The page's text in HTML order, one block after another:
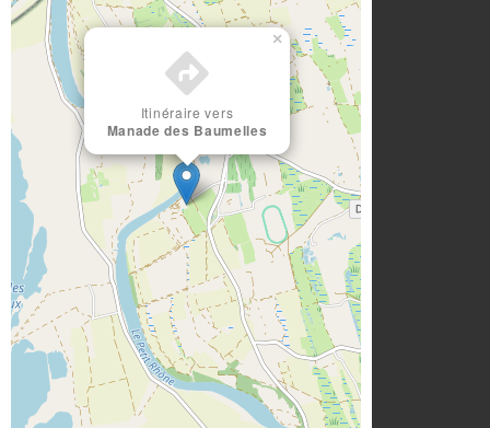
Itinéraire vers
Manade des Baumelles
×